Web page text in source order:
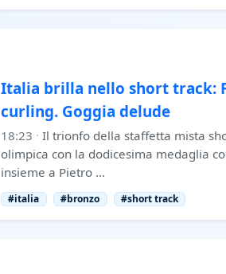
Italia brilla nello short track:
curling. Goggia delude
18:23 · Il trionfo della staffetta mista
olimpica con la dodicesima medaglia
insieme a Pietro …
#italia #bronzo #short track